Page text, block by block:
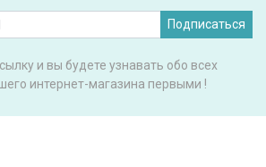
Подписаться
и вы будете узнавать обо всех
интернет-магазина первыми !